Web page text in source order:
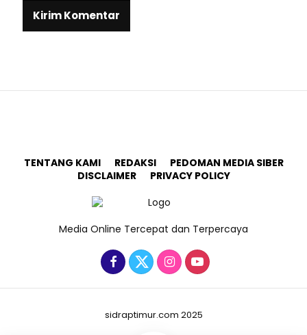
TENTANG KAMI REDAKSI
PEDOMAN MEDIA SIBER
DISCLAIMER
PRIVACY POLICY
Media Online Tercepat dan Terpercaya
sidraptimur.com 2025